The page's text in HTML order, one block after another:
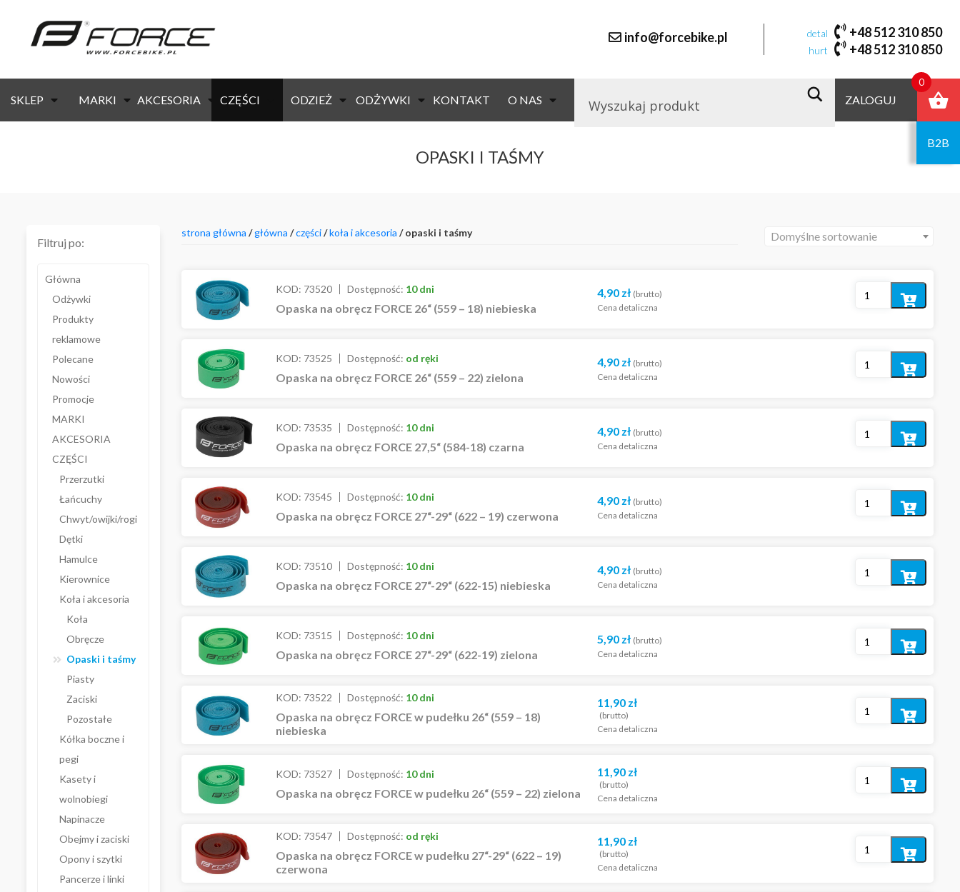
info@forcebike.pl detal +48 512 310 850
hurt +48 512 310 850
SKLEP MARKI AKCESORIA CZĘŚCI ODZIEŻ ODŻYWKI KONTAKT O NAS ZALOGUJ
B2B
OPASKI I TAŚMY
Filtruj po:
Główna
Odżywki
Produkty
reklamowe
Polecane
Nowości
Promocje
MARKI
AKCESORIA
CZĘŚCI
Przerzutki
Łańcuchy
Chwyt/owijki/rogi
Dętki
Hamulce
Kierownice
Koła i akcesoria
Koła
Obręcze
Opaski i taśmy
Piasty
Zaciski
Pozostałe
Kółka boczne i
pegi
Kasety i
wolnobiegi
Napinacze
Obejmy i zaciski
Opony i szytki
Pancerze i linki
strona główna /główna /części/koła i akcesoria / opaski i taśmy Domyślne sortowanie
KOD: 73520 Dostępność: 10 dni
Opaska na obręcz FORCE 26“ (559 – 18) niebieska
4,90 zł (brutto)
Cena detaliczna
Dodaj
KOD: 73525 Dostępność: od ręki
Opaska na obręcz FORCE 26“ (559 – 22) zielona
4,90 zł (brutto)
Cena detaliczna
Dodaj
KOD: 73535 Dostępność: 10 dni
Opaska na obręcz FORCE 27,5“ (584-18) czarna
4,90 zł (brutto)
Cena detaliczna
Dodaj
KOD: 73545 Dostępność: 10 dni
Opaska na obręcz FORCE 27“-29“ (622 – 19) czerwona
4,90 zł (brutto)
Cena detaliczna
Dodaj
KOD: 73510 Dostępność: 10 dni
Opaska na obręcz FORCE 27“-29“ (622-15) niebieska
4,90 zł (brutto)
Cena detaliczna
Dodaj
KOD: 73515 Dostępność: 10 dni
Opaska na obręcz FORCE 27“-29“ (622-19) zielona
5,90 zł (brutto)
Cena detaliczna
Dodaj
KOD: 73522 Dostępność: 10 dni
Opaska na obręcz FORCE w pudełku 26“ (559 – 18)
niebieska
11,90 zł
(brutto)
Cena detaliczna
Dodaj
KOD: 73527 Dostępność: 10 dni
Opaska na obręcz FORCE w pudełku 26“ (559 – 22) zielona
11,90 zł
(brutto)
Cena detaliczna
Dodaj
KOD: 73547 Dostępność: od ręki
Opaska na obręcz FORCE w pudełku 27“-29“ (622 – 19)
czerwona
11,90 zł
(brutto)
Cena detaliczna
Dodaj
0